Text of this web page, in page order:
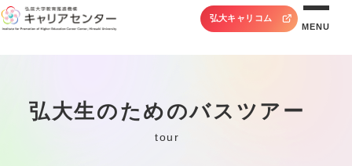
弘大キャリコム
MENU
弘大生のためのバスツアー
tour